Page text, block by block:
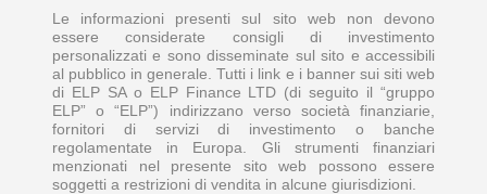
Le informazioni presenti sul sito web non devono
essere considerate consigli di investimento
personalizzati e sono disseminate sul sito e accessibili
al pubblico in generale. Tutti i link e i banner sui siti web
di ELP SA o ELP Finance LTD (di seguito il “gruppo
ELP” o “ELP”) indirizzano verso società finanziarie,
fornitori di servizi di investimento o banche
regolamentate in Europa. Gli strumenti finanziari
menzionati nel presente sito web possono essere
soggetti a restrizioni di vendita in alcune giurisdizioni.